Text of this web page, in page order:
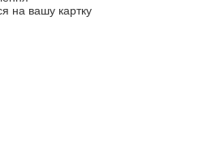
на вашу картку